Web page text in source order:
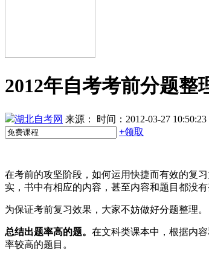
2012年自考考前分题整
湖北自考网 来源：
时间：2012-03-27 10:50:23
+领取
在考前的攻坚阶段，如何运用快捷而有效的复
实，书中有相应的内容，甚至内容和题目都没
为保证考前复习效果，大家不妨做好分题整理。
总结出题率高的题。 在文科类课本中，根据内
率较高的题目。